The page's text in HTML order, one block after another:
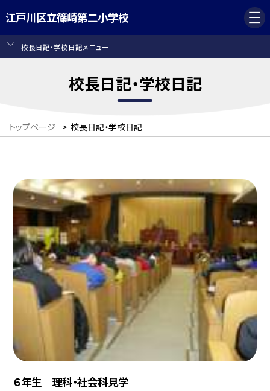
江戸川区立篠崎第二小学校
校長日記・学校日記メニュー
校長日記・学校日記
トップページ > 校長日記・学校日記
６年生 理科・社会科見学